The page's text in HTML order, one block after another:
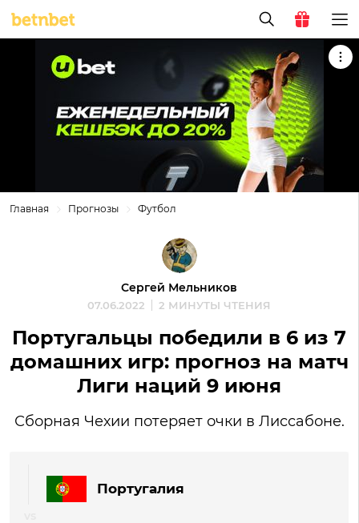
Главная Прогнозы Футбол
Сергей Мельников
07.06.2022 2 МИНУТЫ ЧТЕНИЯ
Португальцы победили в 6 из 7
домашних игр: прогноз на матч
Лиги наций 9 июня
Сборная Чехии потеряет очки в Лиссабоне.
Португалия